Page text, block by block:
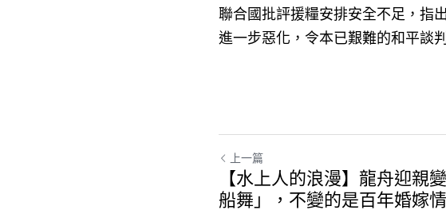
聯合國批評援糧安排安全不足，指
進一步惡化，令本已艱難的和平談
上一篇
【水上人的浪漫】龍舟迎親
船舞」，不變的是百年婚嫁